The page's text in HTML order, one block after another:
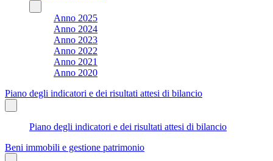
Anno 2025
Anno 2024
Anno 2023
Anno 2022
Anno 2021
Anno 2020
Piano degli indicatori e dei risultati attesi di bilancio
Piano degli indicatori e dei risultati attesi di bilancio
Beni immobili e gestione patrimonio